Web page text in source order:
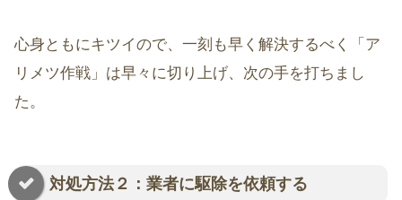
心身ともにキツイので、一刻も早く解決するべく「ア
リメツ作戦」は早々に切り上げ、次の手を打ちまし
た。
対処方法２：業者に駆除を依頼する